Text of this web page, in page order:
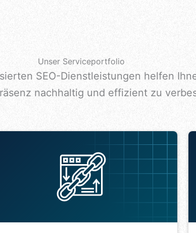
Unser Serviceportfolio
SEO-Dienstleistungen helfen
nachhaltig und effizient zu